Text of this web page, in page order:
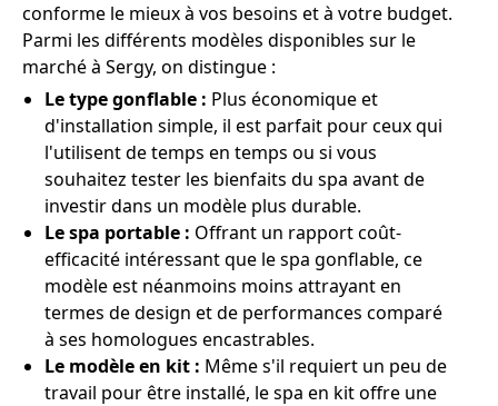
conforme le mieux à vos besoins et à votre budget.
Parmi les différents modèles disponibles sur le
marché à Sergy, on distingue :
Le type gonflable : Plus économique et
d'installation simple, il est parfait pour ceux qui
l'utilisent de temps en temps ou si vous
souhaitez tester les bienfaits du spa avant de
investir dans un modèle plus durable.
Le spa portable : Offrant un rapport coût-
efficacité intéressant que le spa gonflable, ce
modèle est néanmoins moins attrayant en
termes de design et de performances comparé
à ses homologues encastrables.
Le modèle en kit : Même s'il requiert un peu de
travail pour être installé, le spa en kit offre une